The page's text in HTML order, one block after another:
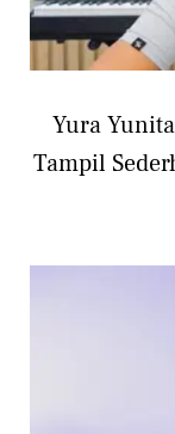
Yura
Tampil